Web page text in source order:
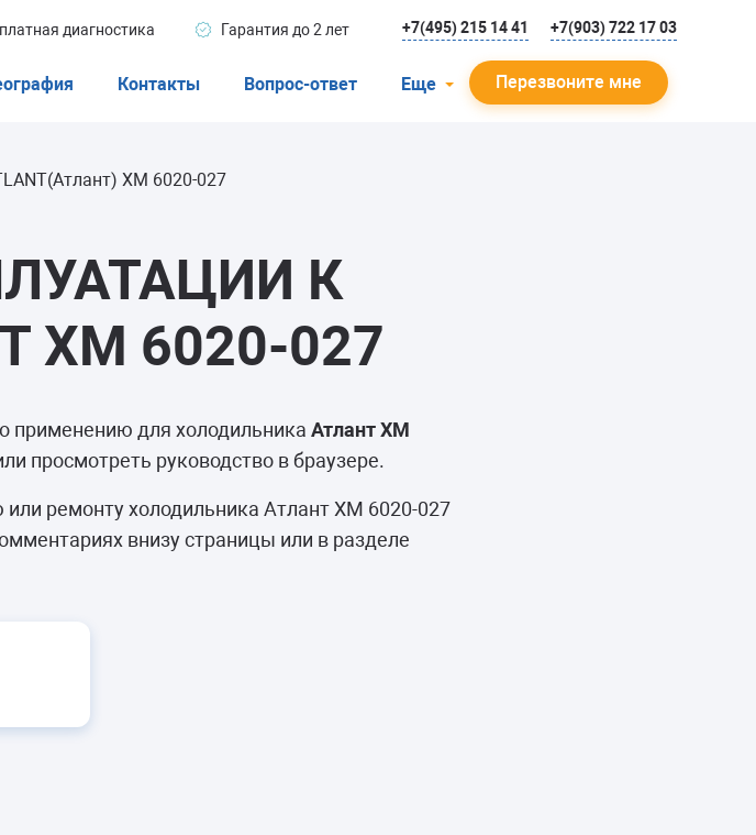
диагностика Гарантия до 2 лет +7(495) 215 14 41 +7(903) 722 17 03
Контакты Вопрос-ответ Еще Перезвоните мне
ХМ 6020-027
К
ХМ 6020-027
применению для холодильника Атлант ХМ
просмотреть руководство в браузере.
ремонту холодильника Атлант ХМ 6020-027
внизу страницы или в разделе